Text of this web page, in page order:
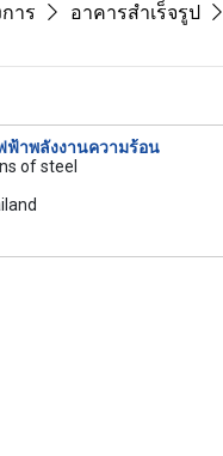
าร อาคารสำเร็จรูป
ฟ้าพลังงานความร้อน
of steel